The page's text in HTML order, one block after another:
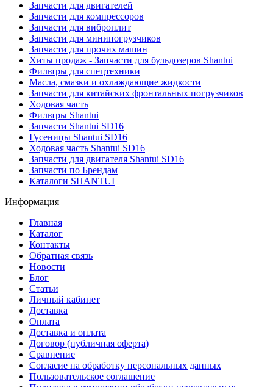
Запчасти для двигателей
Запчасти для компрессоров
Запчасти для виброплит
Запчасти для минипогрузчиков
Запчасти для прочих машин
Хиты продаж - Запчасти для бульдозеров Shantui
Фильтры для спецтехники
Масла, смазки и охлаждающие жидкости
Запчасти для китайских фронтальных погрузчиков
Ходовая часть
Фильтры Shantui
Запчасти Shantui SD16
Гусеницы Shantui SD16
Ходовая часть Shantui SD16
Запчасти для двигателя Shantui SD16
Запчасти по Брендам
Каталоги SHANTUI
Информация
Главная
Каталог
Контакты
Обратная связь
Новости
Блог
Статьи
Личный кабинет
Доставка
Оплата
Доставка и оплата
Договор (публичная оферта)
Сравнение
Согласие на обработку персональных данных
Пользовательское соглашение